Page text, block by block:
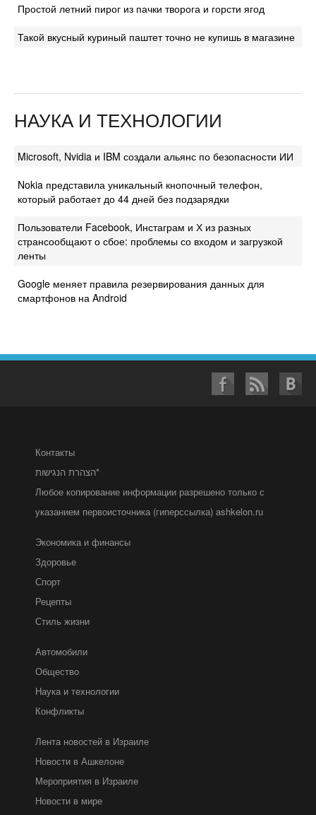
Простой летний пирог из пачки творога и горсти ягод
Такой вкусный куриный паштет точно не купишь в магазине
НАУКА И ТЕХНОЛОГИИ
Microsoft, Nvidia и IBM создали альянс по безопасности ИИ
Nokia представила уникальный кнопочный телефон,
который работает до 44 дней без подзарядки
Пользователи Facebook, Инстаграм и Х из разных
странсообщают о сбое: проблемы со входом и загрузкой
ленты
Google меняет правила резервирования данных для
смартфонов на Android
Контакты
הצהרת הנגישות*
Любое копирование информации разрешено только с
указанием первоисточника (гиперссылка) ashkelon.ru
Экономика и финансы
Здоровье
Спорт
Рецепты
Стиль жизни
Автомобили
Общество
Наука и технологии
Конфликты
Лента новостей в Израиле
Новости в Ашкелоне
Мероприятия в Израиле
Новости в мире